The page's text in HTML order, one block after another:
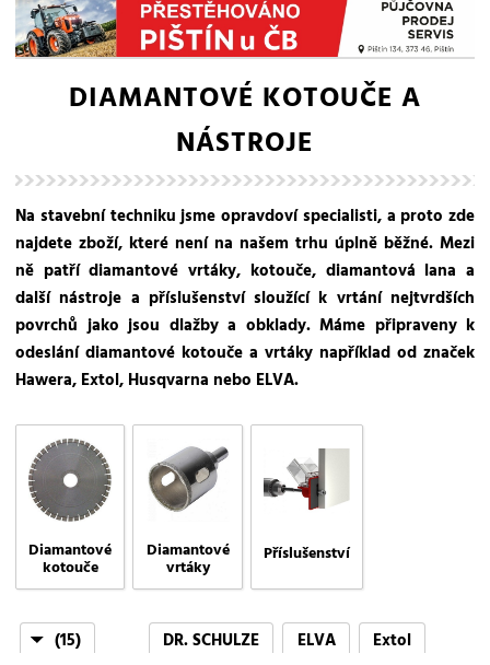
DIAMANTOVÉ KOTOUČE A
NÁSTROJE
Na stavební techniku jsme opravdoví specialisti, a proto zde
najdete zboží, které není na našem trhu úplně běžné. Mezi
ně patří diamantové vrtáky, kotouče, diamantová lana a
další nástroje a příslušenství sloužící k vrtání nejtvrdších
povrchů jako jsou dlažby a obklady. Máme připraveny k
odeslání diamantové kotouče a vrtáky například od značek
Hawera, Extol, Husqvarna nebo ELVA.
Diamantové
kotouče
Diamantové
vrtáky
Příslušenství
(15) DR. SCHULZE ELVA
Extol